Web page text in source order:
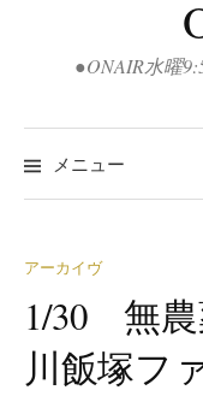
●ONAIR水曜
メニュー
アーカイヴ
1/30 無
川飯塚フ